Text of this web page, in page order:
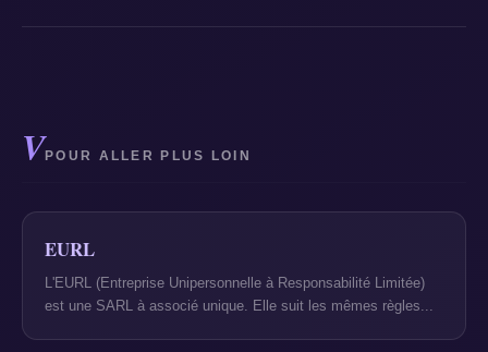
VPOUR ALLER PLUS LOIN
EURL
L'EURL (Entreprise Unipersonnelle à Responsabilité Limitée)
est une SARL à associé unique. Elle suit les mêmes règles...